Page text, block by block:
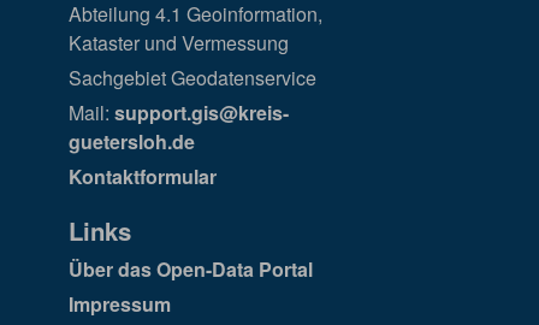
Abteilung 4.1 Geoinformation,
Kataster und Vermessung
Sachgebiet Geodatenservice
Mail: support.gis@kreis-
guetersloh.de
Kontaktformular
Links
Über das Open-Data Portal
Impressum